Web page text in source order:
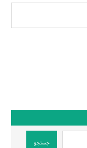
جستجو